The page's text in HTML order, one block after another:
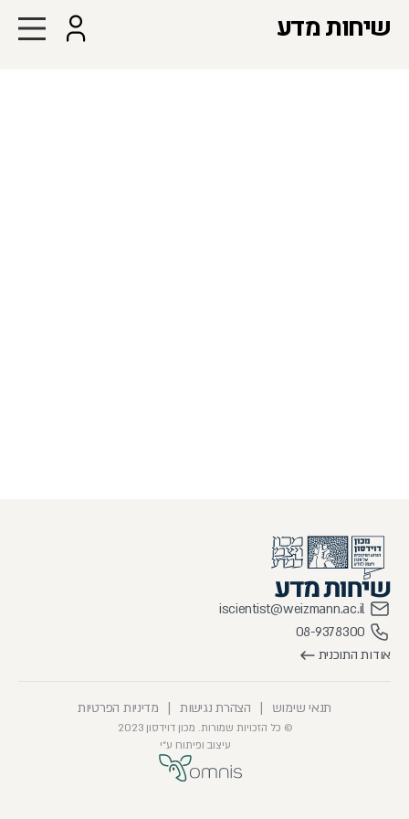
שיחות מדע
אודות התוכנית
08-9378300
iscientist@weizmann.ac.il
© כל הזכויות שמורות. מכון דוידסון 2023
עיצוב ופיתוח ע״י
תנאי שימוש | הצהרת נגישות | מדיניות הפרטיות